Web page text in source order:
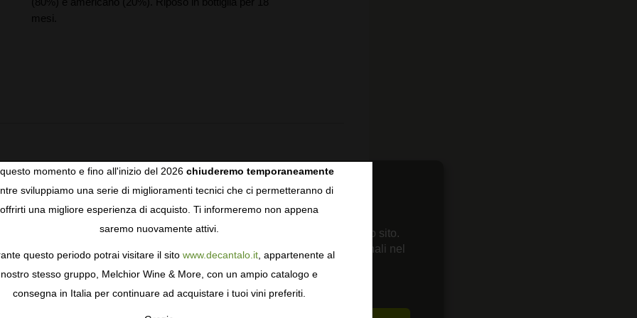
mesi.
and wood spices. Full-bodied and flavorful on the palate with
bit evident with the wood now. 100% tinta del país
COOKIES
come i cookie per personalizzare e mejorar la tua esperienza sul nostro sito.
sulla privacy
per saperne di più, o gestisci le tue preferenze personali nel
Consenso.
momento e fino all'inizio del 2026 chiuderemo temporaneamente
sviluppiamo una serie di miglioramenti tecnici che ci permetteranno di
offrirti una migliore esperienza di acquisto. Ti informeremo non appena
saremo nuovamente attivi.
questo periodo potrai visitare il sito www.decantalo.it, appartenente al
nostro stesso gruppo, Melchior Wine & More, con un ampio catalogo e
consegna in Italia per continuare ad acquistare i tuoi vini preferiti.